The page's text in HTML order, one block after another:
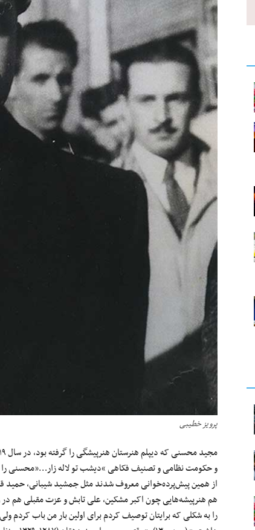
پرویز خطیبی
و حکومت نظامی‌ و تصنیف فکاهی “دیشب تو لاله زار…”محسنی را
از همین پیش‌پرده‌خوانی معروف شدند مثل جمشید شیبانی، حمید
هم هنرپیشه‌هایی چون اکبر مشکین، علی تابش و عزت مقبلی هم
را به شکلی که برایتان توصیف کردم برای اولین بار من باب کردم